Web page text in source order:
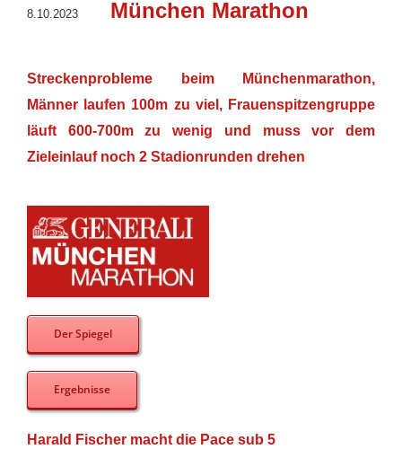
8.10.2023 München Marathon
Streckenprobleme beim Münchenmarathon,
Männer laufen 100m zu viel, Frauenspitzengruppe
läuft 600-700m zu wenig und muss vor dem
Zieleinlauf noch 2 Stadionrunden drehen
Der Spiegel
Ergebnisse
Harald Fischer macht die Pace sub 5